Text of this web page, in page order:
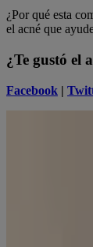
¿Por qué esta
el acné que
¿Te gustó el
Facebook |